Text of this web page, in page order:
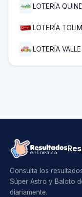
LOTERÍA
LOTERÍA
LOTERÍA VALLE
Consulta los
Súper Astro y Baloto
diariamente.